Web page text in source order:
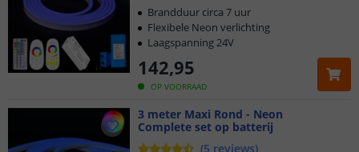
OP VOORRAAD
142,95
Brandduur circa 7 uur
Flexibele Neon verlichting
Laagspanning 24V
3 meter Maxi Rond - Neon
Complete set op batterij
(5 reviews)